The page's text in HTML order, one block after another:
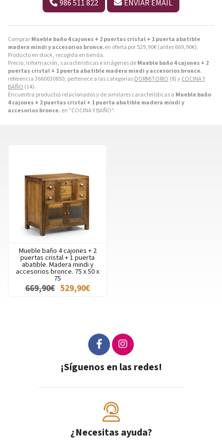
ComprarMueble baño 4 cajones + 2 puertas cristal + 1 puerta abatible
madera mindi y accesorios bronce.en oferta por529,90€(antes669,90€).
Producto en stock, recogida en tienda.
Precio, información, características e imágenes deMueble baño 4 cajones + 2
puertas cristal + 1 puerta abatible madera mindi y accesorios bronce.
referencia 3660030850, pertenece a las categoríasDORMITORIO (8) yCOCINA Y
BAÑO (14).
Encuentra productos relacionados y de similares características a Mueble baño
4 cajones + 2 puertas cristal + 1 puerta abatible madera mindi y
accesorios bronce. en "COCINA Y BAÑO".
986 511 822 ENVIAR EMAIL
Mueble baño 4 cajones + 2
puertas cristal + 1 puerta
abatible. Madera mindi y
accesorios bronce. 75 x 50 x
75
669,90€ 529,90€
¡Síguenos en las redes!
¿Necesitas ayuda?